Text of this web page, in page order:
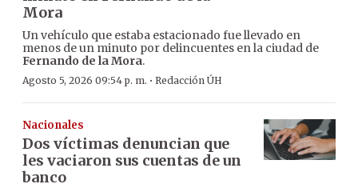
Mora
Un vehículo que estaba estacionado fue llevado en
menos de un minuto por delincuentes en la ciudad de
Fernando de la Mora.
Agosto 5, 2026 09:54 p. m. · Redacción ÚH
Nacionales
Dos víctimas denuncian que
les vaciaron sus cuentas de un
banco